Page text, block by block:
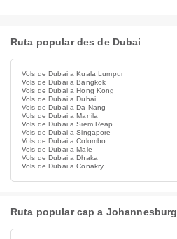
Ruta popular des de Dubai
Vols de Dubai a Kuala Lumpur
Vols de Dubai a Bangkok
Vols de Dubai a Hong Kong
Vols de Dubai a Dubai
Vols de Dubai a Da Nang
Vols de Dubai a Manila
Vols de Dubai a Siem Reap
Vols de Dubai a Singapore
Vols de Dubai a Colombo
Vols de Dubai a Male
Vols de Dubai a Dhaka
Vols de Dubai a Conakry
Ruta popular cap a Johannesburg